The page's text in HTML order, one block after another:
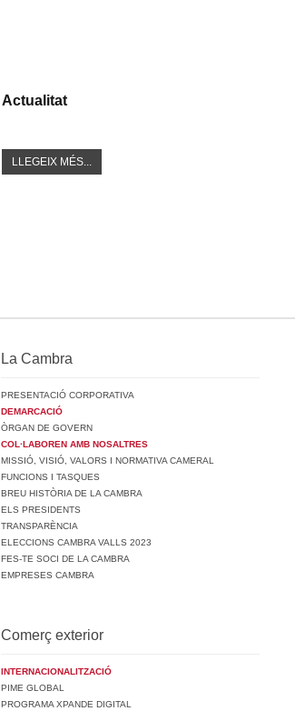
Actualitat
LLEGEIX MÉS...
La Cambra
PRESENTACIÓ CORPORATIVA
DEMARCACIÓ
ÒRGAN DE GOVERN
COL·LABOREN AMB NOSALTRES
MISSIÓ, VISIÓ, VALORS I NORMATIVA CAMERAL
FUNCIONS I TASQUES
BREU HISTÒRIA DE LA CAMBRA
ELS PRESIDENTS
TRANSPARÈNCIA
ELECCIONS CAMBRA VALLS 2023
FES-TE SOCI DE LA CAMBRA
EMPRESES CAMBRA
Comerç exterior
INTERNACIONALITZACIÓ
PIME GLOBAL
PROGRAMA XPANDE DIGITAL